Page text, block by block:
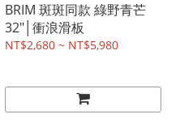
BRIM 斑斑同款 綠野青芒
32"│衝浪滑板
NT$2,680 ~ NT$5,980